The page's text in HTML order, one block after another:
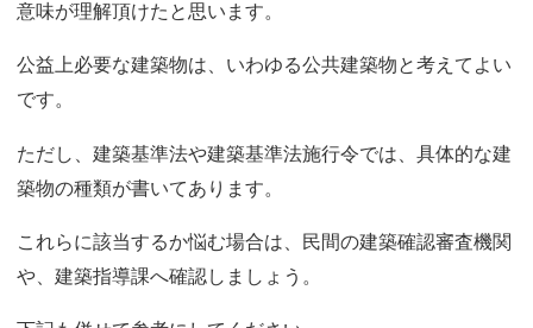
意味が理解頂けたと思います。
公益上必要な建築物は、いわゆる公共建築物と考えてよい
です。
ただし、建築基準法や建築基準法施行令では、具体的な建
築物の種類が書いてあります。
これらに該当するか悩む場合は、民間の建築確認審査機関
や、建築指導課へ確認しましょう。